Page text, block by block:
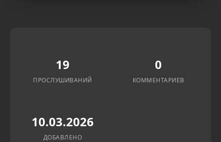
19
ПРОСЛУШИВАНИЙ
0
КОММЕНТАРИЕВ
10.03.2026
ДОБАВЛЕНО